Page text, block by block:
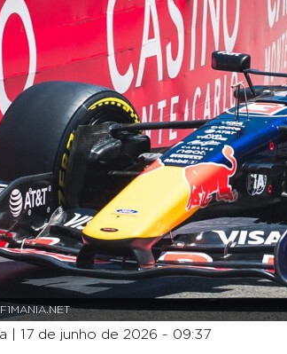
| 17 de junho de 2026 - 09:37